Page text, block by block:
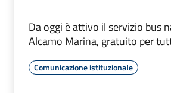
Da oggi è attivo il servizio bus
Alcamo Marina, gratuito per
Comunicazione istituzionale